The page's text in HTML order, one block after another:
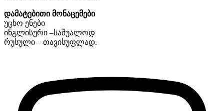
დამატებითი მონაცემები
უცხო ენები
ინგლისური –საშუალოდ
რუსული – თავისუფლად.